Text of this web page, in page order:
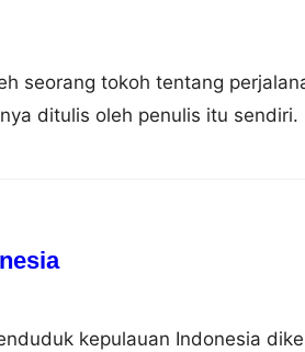
seorang tokoh tentang
ditulis oleh penulis itu sendiri.
kepulauan Indonesia